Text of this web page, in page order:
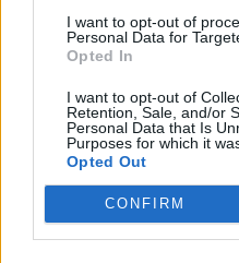
I want to opt-out of
Personal Data for
Opted In
I want to opt-out of
Retention, Sale, and/or
Personal Data that Is
Purposes for which it
Opted Out
CONFIRM
Kto,
scenie
Kolejnym tematem
i niepotwierdzone
głównie Gafford skupił
ruchów z Europy do
przyznał, że rozumie
Morrisa, który
Liquid, opiewającą na